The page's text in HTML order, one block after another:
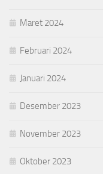
Maret 2024
Februari 2024
Januari 2024
Desember 2023
November 2023
Oktober 2023